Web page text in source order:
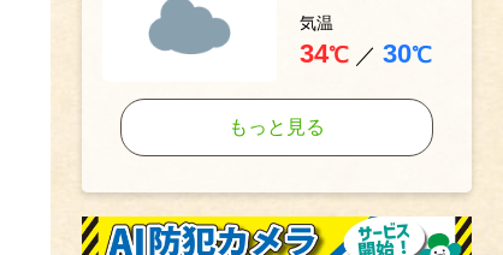
気温
34℃／ 30℃
もっと見る